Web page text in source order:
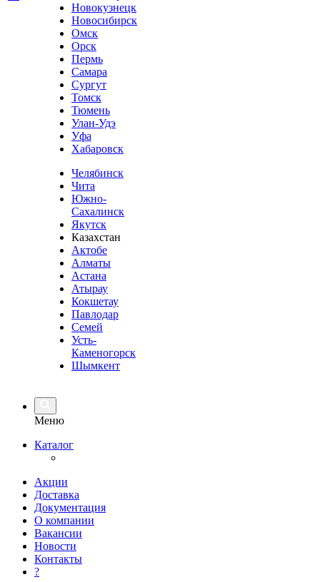
Новокузнецк
Новосибирск
Омск
Орск
Пермь
Самара
Сургут
Томск
Тюмень
Улан-Удэ
Уфа
Хабаровск
Челябинск
Чита
Южно-
Сахалинск
Якутск
Казахстан
Актобе
Алматы
Астана
Атырау
Кокшетау
Павлодар
Семей
Усть-
Каменогорск
Шымкент
Меню
Каталог
Акции
Доставка
Документация
О компании
Вакансии
Новости
Контакты
?